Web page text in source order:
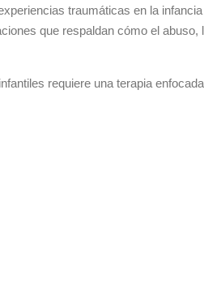
traumáticas en la
que respaldan cómo el
requiere una terapia